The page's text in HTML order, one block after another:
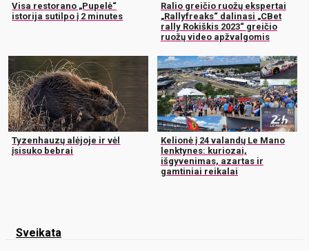
Visa restorano „Pupelė“
istorija sutilpo į 2 minutes
Ralio greičio ruožų ekspertai
„Rallyfreaks“ dalinasi „CBet
rally Rokiškis 2023“ greičio
ruožų video apžvalgomis
Tyzenhauzų alėjoje ir vėl
įsisuko bebrai
Kelionė į 24 valandų Le Mano
lenktynes: kuriozai,
išgyvenimas, azartas ir
gamtiniai reikalai
Sveikata